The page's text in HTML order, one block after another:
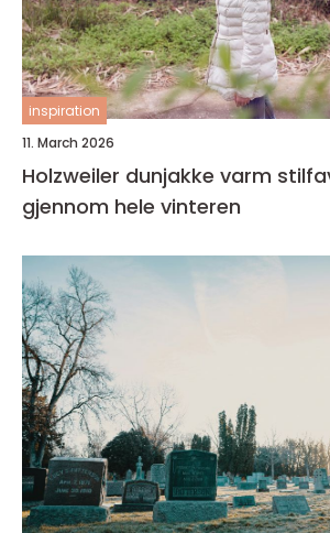
inspiration
11. March 2026
Holzweiler dunjakke varm stilfavoritt
gjennom hele vinteren